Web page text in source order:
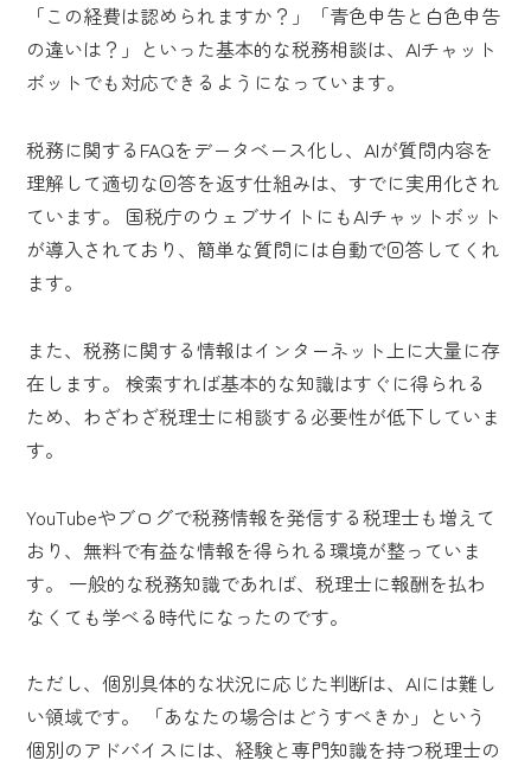
「この経費は認められますか？」「青色申告と白色申告
の違いは？」といった基本的な税務相談は、AIチャット
ボットでも対応できるようになっています。
税務に関するFAQをデータベース化し、AIが質問内容を
理解して適切な回答を返す仕組みは、すでに実用化され
ています。 国税庁のウェブサイトにもAIチャットボット
が導入されており、簡単な質問には自動で回答してくれ
ます。
また、税務に関する情報はインターネット上に大量に存
在します。 検索すれば基本的な知識はすぐに得られる
ため、わざわざ税理士に相談する必要性が低下していま
す。
YouTubeやブログで税務情報を発信する税理士も増えて
おり、無料で有益な情報を得られる環境が整っていま
す。 一般的な税務知識であれば、税理士に報酬を払わ
なくても学べる時代になったのです。
ただし、個別具体的な状況に応じた判断は、AIには難し
い領域です。 「あなたの場合はどうすべきか」という
個別のアドバイスには、経験と専門知識を持つ税理士の